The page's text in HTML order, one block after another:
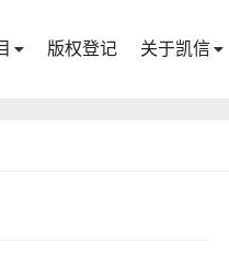
版权登记 关于凯信